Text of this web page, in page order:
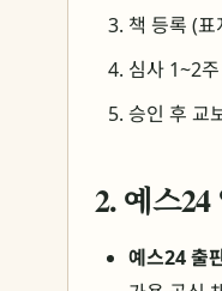
책 등록 (표
심사 1~2주
승인 후 교
2. 예스24
예스24 출